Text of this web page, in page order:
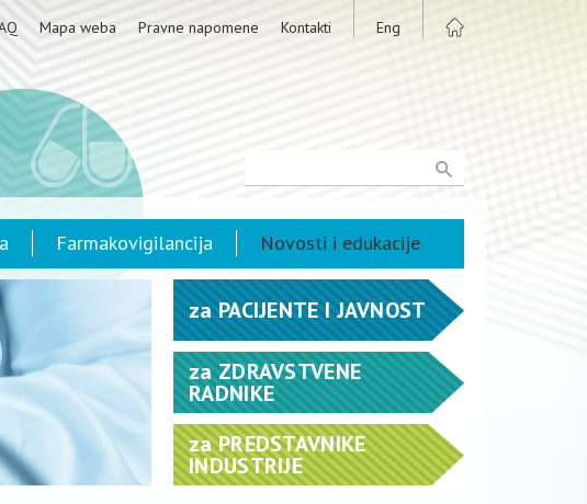
Mapa weba Pravne napomene Kontakti Eng
Farmakovigilancija Novosti i edukacije
za PACIJENTE I JAVNOST
za ZDRAVSTVENE
RADNIKE
zaPREDSTAVNIKE
INDUSTRIJE